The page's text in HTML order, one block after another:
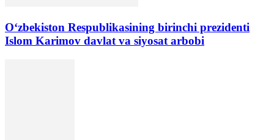
Oʻzbekiston Respublikasining birinchi prezidenti
Islom Karimov davlat va siyosat arbobi